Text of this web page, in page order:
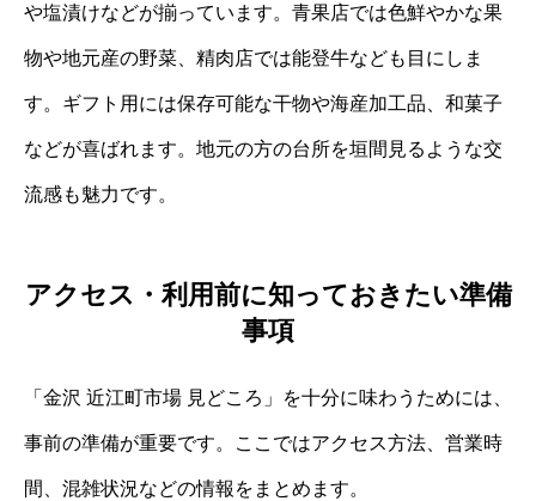
や塩漬けなどが揃っています。青果店では色鮮やかな果
物や地元産の野菜、精肉店では能登牛なども目にしま
す。ギフト用には保存可能な干物や海産加工品、和菓子
などが喜ばれます。地元の方の台所を垣間見るような交
流感も魅力です。
アクセス・利用前に知っておきたい準備
事項
「金沢 近江町市場 見どころ」を十分に味わうためには、
事前の準備が重要です。ここではアクセス方法、営業時
間、混雑状況などの情報をまとめます。